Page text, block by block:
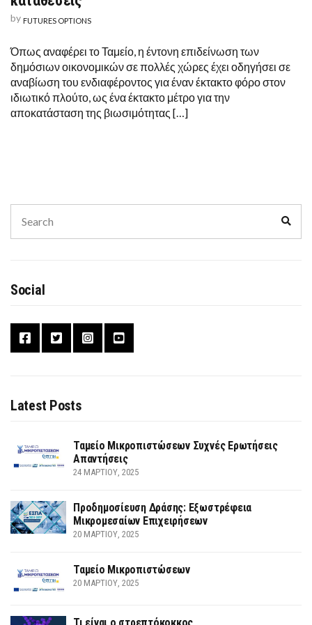
by FUTURES OPTIONS
Όπως αναφέρει το Ταμείο, η έντονη επιδείνωση των
δημόσιων οικονομικών σε πολλές χώρες έχει οδηγήσει σε
αναβίωση του ενδιαφέροντος για έναν έκτακτο φόρο στον
ιδιωτικό πλούτο, ως ένα έκτακτο μέτρο για την
αποκατάσταση της βιωσιμότητας […]
for:
Social
Latest Posts
Ταμείο Μικροπιστώσεων Συχνές Ερωτήσεις
Απαντήσεις
24 ΜΑΡΤΊΟΥ, 2025
Προδημοσίευση Δράσης: Εξωστρέφεια
Μικρομεσαίων Επιχειρήσεων
20 ΜΑΡΤΊΟΥ, 2025
Ταμείο Μικροπιστώσεων
20 ΜΑΡΤΊΟΥ, 2025